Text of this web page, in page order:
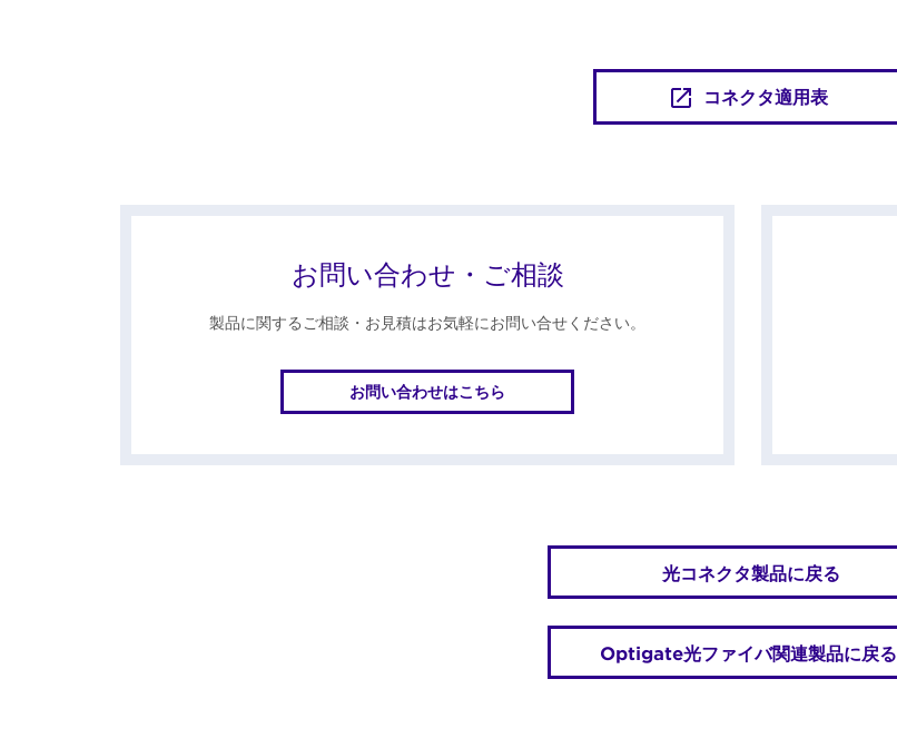
コネクタ適用表
お問い合わせ・ご相談
製品に関するご相談・お見積はお気軽にお問い合せください。
お問い合わせはこちら
光コネクタ製品に戻る
Optigate光ファイバ関連製品に戻る